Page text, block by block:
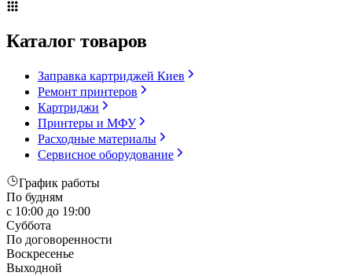
Каталог товаров
Заправка картриджей Киев
Ремонт принтеров
Картриджи
Принтеры и МФУ
Расходные материалы
Сервисное оборудование
График работы
По будням
с 10:00 до 19:00
Суббота
По договоренности
Воскресенье
Выходной